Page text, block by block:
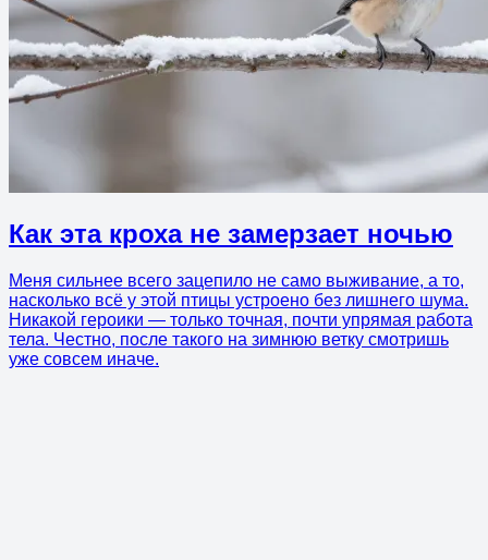
Как эта кроха не замерзает ночью
Меня сильнее всего зацепило не само выживание, а то,
насколько всё у этой птицы устроено без лишнего шума.
Никакой героики — только точная, почти упрямая работа
тела. Честно, после такого на зимнюю ветку смотришь
уже совсем иначе.